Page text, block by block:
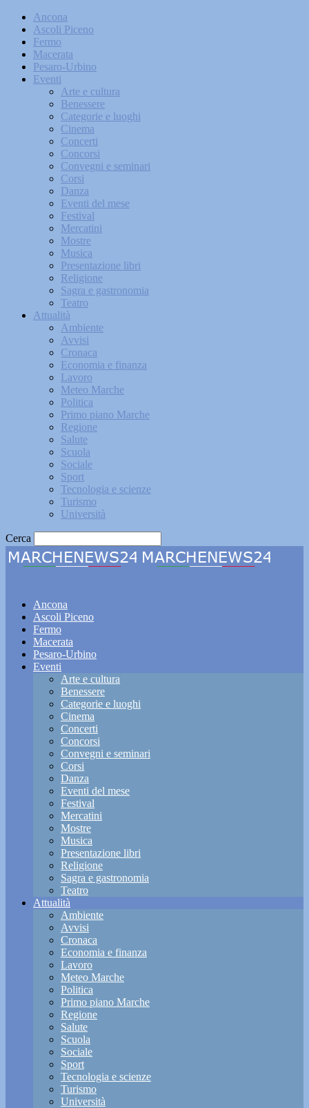
Ancona
Ascoli Piceno
Fermo
Macerata
Pesaro-Urbino
Eventi
Arte e cultura
Benessere
Categorie e luoghi
Cinema
Concerti
Concorsi
Convegni e seminari
Corsi
Danza
Eventi del mese
Festival
Mercatini
Mostre
Musica
Presentazione libri
Religione
Sagra e gastronomia
Teatro
Attualità
Ambiente
Avvisi
Cronaca
Economia e finanza
Lavoro
Meteo Marche
Politica
Primo piano Marche
Regione
Salute
Scuola
Sociale
Sport
Tecnologia e scienze
Turismo
Università
Cerca
Ancona
Ascoli Piceno
Fermo
Macerata
Pesaro-Urbino
Eventi
Arte e cultura
Benessere
Categorie e luoghi
Cinema
Concerti
Concorsi
Convegni e seminari
Corsi
Danza
Eventi del mese
Festival
Mercatini
Mostre
Musica
Presentazione libri
Religione
Sagra e gastronomia
Teatro
Attualità
Ambiente
Avvisi
Cronaca
Economia e finanza
Lavoro
Meteo Marche
Politica
Primo piano Marche
Regione
Salute
Scuola
Sociale
Sport
Tecnologia e scienze
Turismo
Università